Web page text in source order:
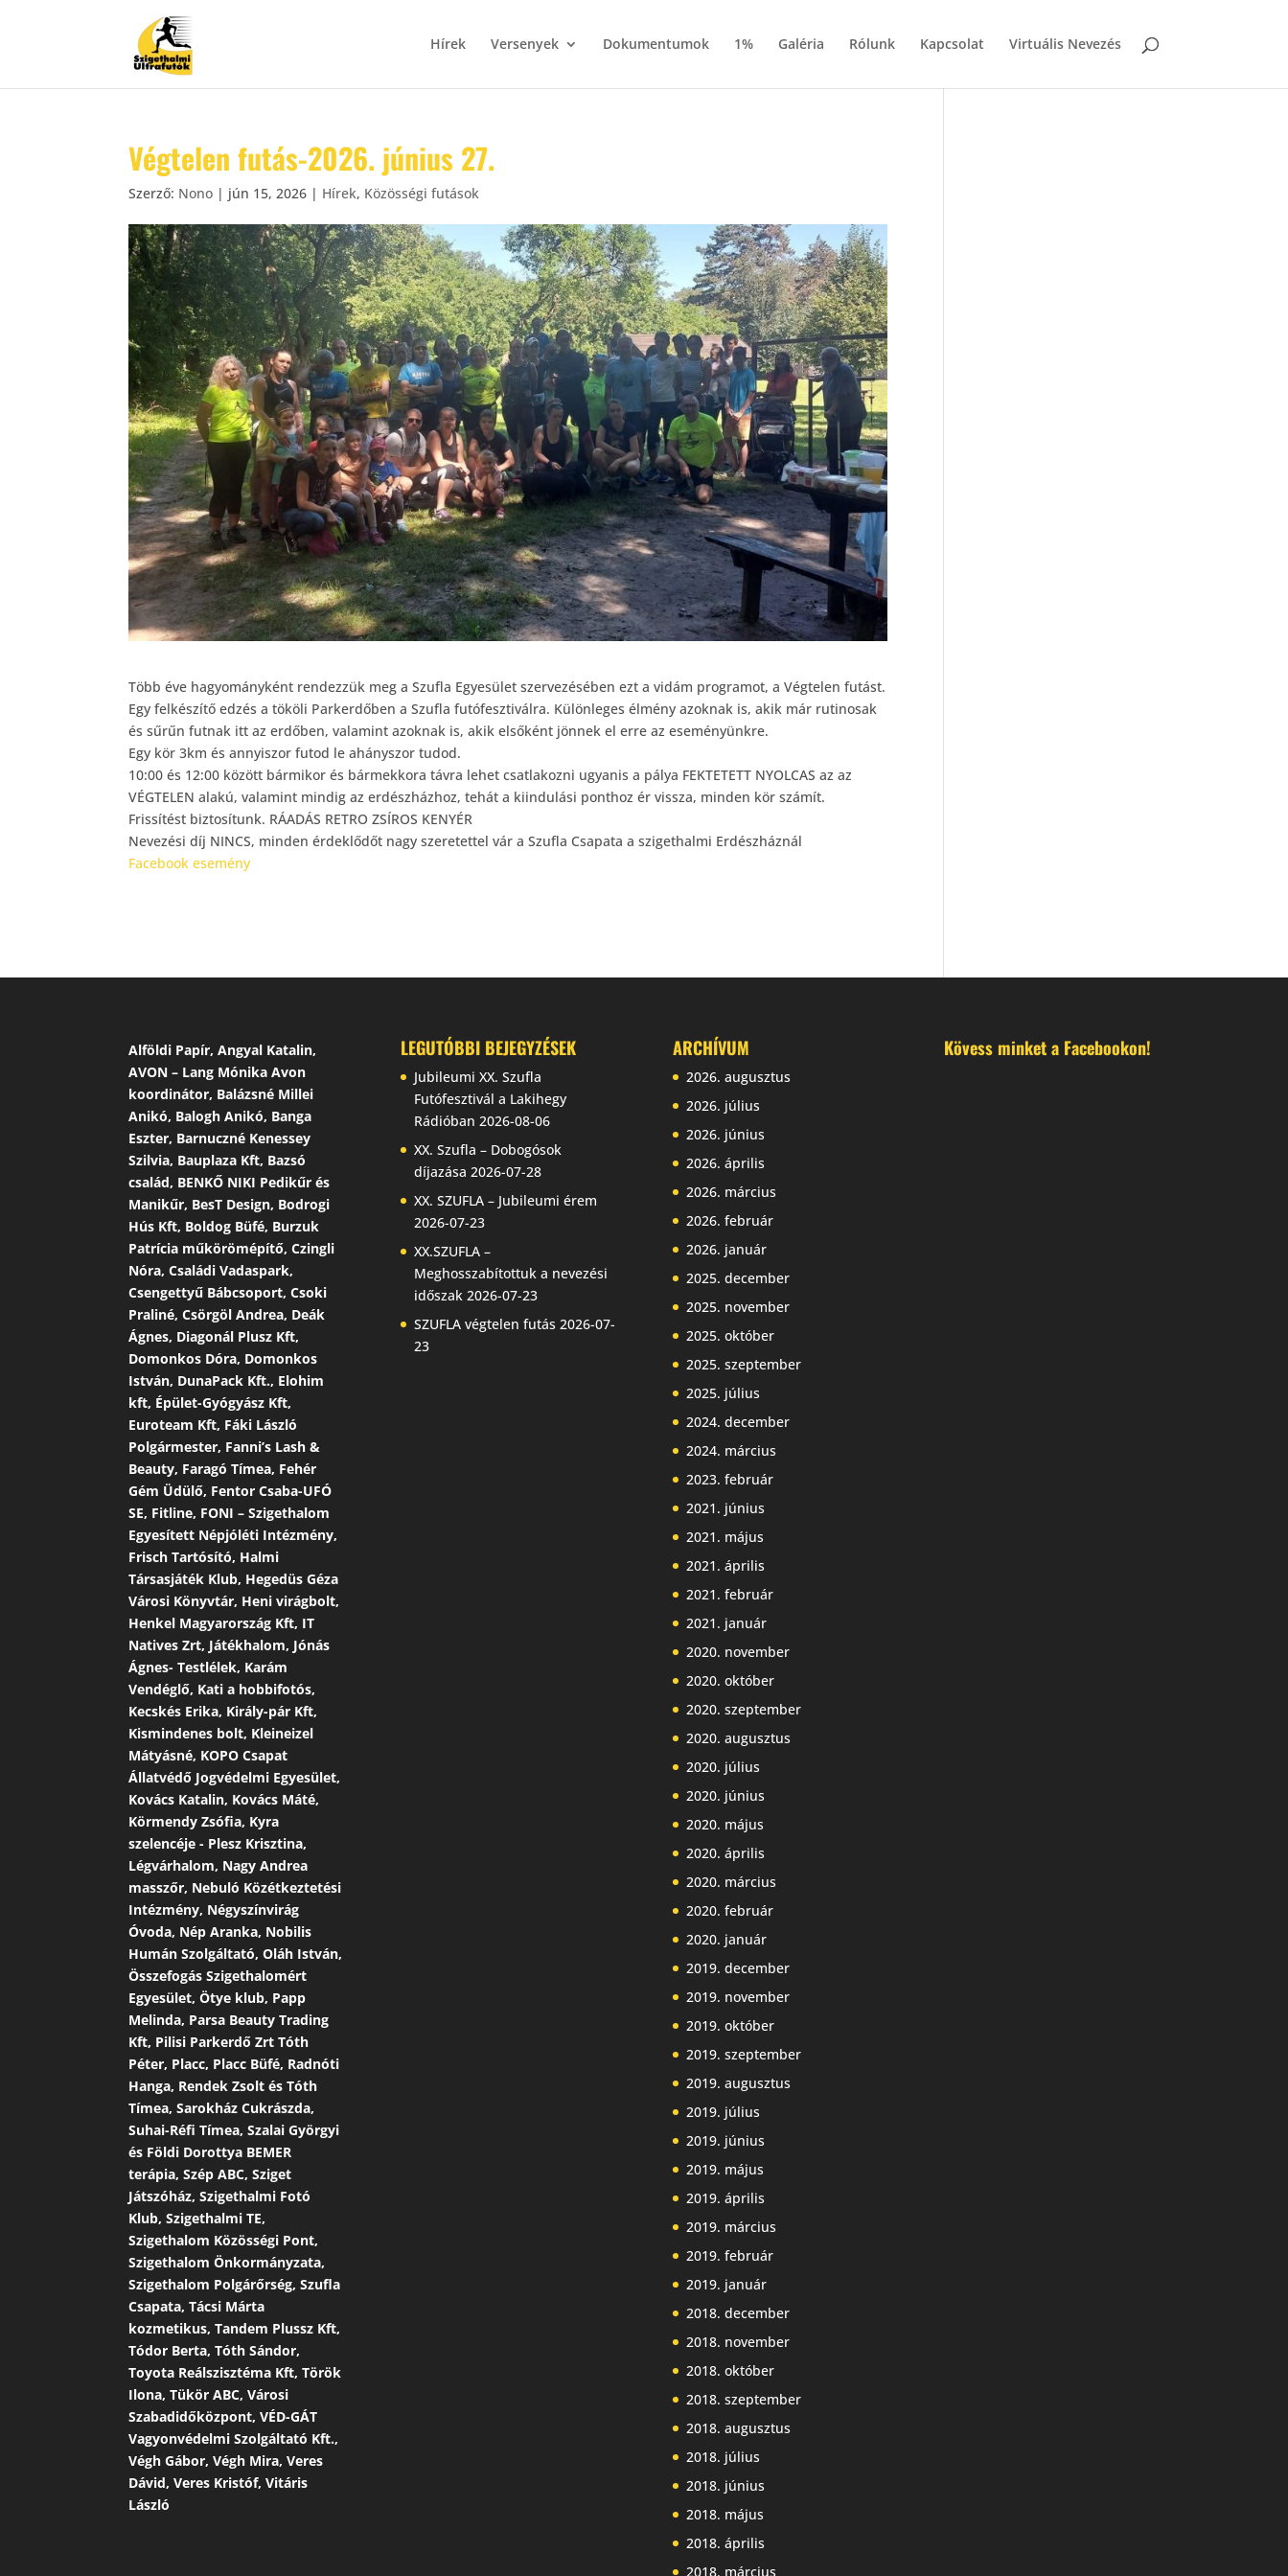
Hírek Versenyek Dokumentumok 1% Galéria Rólunk Kapcsolat Virtuális Nevezés
Végtelen futás-2026. június 27.
Szerző: Nono | jún 15, 2026 | Hírek, Közösségi futások
Több éve hagyományként rendezzük meg a Szufla Egyesület szervezésében ezt a vidám programot, a Végtelen futást.
Egy felkészítő edzés a tököli Parkerdőben a Szufla futófesztiválra. Különleges élmény azoknak is, akik már rutinosak
és sűrűn futnak itt az erdőben, valamint azoknak is, akik elsőként jönnek el erre az eseményünkre.
Egy kör 3km és annyiszor futod le ahányszor tudod.
10:00 és 12:00 között bármikor és bármekkora távra lehet csatlakozni ugyanis a pálya FEKTETETT NYOLCAS az az
VÉGTELEN alakú, valamint mindig az erdészházhoz, tehát a kiindulási ponthoz ér vissza, minden kör számít.
Frissítést biztosítunk. RÁADÁS RETRO ZSÍROS KENYÉR
Nevezési díj NINCS, minden érdeklődőt nagy szeretettel vár a Szufla Csapata a szigethalmi Erdészháznál
Facebook esemény
Alföldi Papír, Angyal Katalin,
AVON – Lang Mónika Avon
koordinátor, Balázsné Millei
Anikó, Balogh Anikó, Banga
Eszter, Barnuczné Kenessey
Szilvia, Bauplaza Kft, Bazsó
család, BENKŐ NIKI Pedikűr és
Manikűr, BesT Design, Bodrogi
Hús Kft, Boldog Büfé, Burzuk
Patrícia műkörömépítő, Czingli
Nóra, Családi Vadaspark,
Csengettyű Bábcsoport, Csoki
Praliné, Csörgöl Andrea, Deák
Ágnes, Diagonál Plusz Kft,
Domonkos Dóra, Domonkos
István, DunaPack Kft., Elohim
kft, Épület-Gyógyász Kft,
Euroteam Kft, Fáki László
Polgármester, Fanni’s Lash &
Beauty, Faragó Tímea, Fehér
Gém Üdülő, Fentor Csaba-UFÓ
SE, Fitline, FONI – Szigethalom
Egyesített Népjóléti Intézmény,
Frisch Tartósító, Halmi
Társasjáték Klub, Hegedüs Géza
Városi Könyvtár, Heni virágbolt,
Henkel Magyarország Kft, IT
Natives Zrt, Játékhalom, Jónás
Ágnes- Testlélek, Karám
Vendéglő, Kati a hobbifotós,
Kecskés Erika, Király-pár Kft,
Kismindenes bolt, Kleineizel
Mátyásné, KOPO Csapat
Állatvédő Jogvédelmi Egyesület,
Kovács Katalin, Kovács Máté,
Körmendy Zsófia, Kyra
szelencéje - Plesz Krisztina,
Légvárhalom, Nagy Andrea
masszőr, Nebuló Közétkeztetési
Intézmény, Négyszínvirág
Óvoda, Nép Aranka, Nobilis
Humán Szolgáltató, Oláh István,
Összefogás Szigethalomért
Egyesület, Ötye klub, Papp
Melinda, Parsa Beauty Trading
Kft, Pilisi Parkerdő Zrt Tóth
Péter, Placc, Placc Büfé, Radnóti
Hanga, Rendek Zsolt és Tóth
Tímea, Sarokház Cukrászda,
Suhai-Réfi Tímea, Szalai Györgyi
és Földi Dorottya BEMER
terápia, Szép ABC, Sziget
Játszóház, Szigethalmi Fotó
Klub, Szigethalmi TE,
Szigethalom Közösségi Pont,
Szigethalom Önkormányzata,
Szigethalom Polgárőrség, Szufla
Csapata, Tácsi Márta
kozmetikus, Tandem Plussz Kft,
Tódor Berta, Tóth Sándor,
Toyota Reálszisztéma Kft, Török
Ilona, Tükör ABC, Városi
Szabadidőközpont, VÉD-GÁT
Vagyonvédelmi Szolgáltató Kft.,
Végh Gábor, Végh Mira, Veres
Dávid, Veres Kristóf, Vitáris
László
LEGUTÓBBI BEJEGYZÉSEK
Jubileumi XX. Szufla
Futófesztivál a Lakihegy
Rádióban 2026-08-06
XX. Szufla – Dobogósok
díjazása 2026-07-28
XX. SZUFLA – Jubileumi érem
2026-07-23
XX.SZUFLA –
Meghosszabítottuk a nevezési
időszak 2026-07-23
SZUFLA végtelen futás 2026-07-
23
ARCHÍVUM
2026. augusztus
2026. július
2026. június
2026. április
2026. március
2026. február
2026. január
2025. december
2025. november
2025. október
2025. szeptember
2025. július
2024. december
2024. március
2023. február
2021. június
2021. május
2021. április
2021. február
2021. január
2020. november
2020. október
2020. szeptember
2020. augusztus
2020. július
2020. június
2020. május
2020. április
2020. március
2020. február
2020. január
2019. december
2019. november
2019. október
2019. szeptember
2019. augusztus
2019. július
2019. június
2019. május
2019. április
2019. március
2019. február
2019. január
2018. december
2018. november
2018. október
2018. szeptember
2018. augusztus
2018. július
2018. június
2018. május
2018. április
2018. március
Kövess minket a Facebookon!